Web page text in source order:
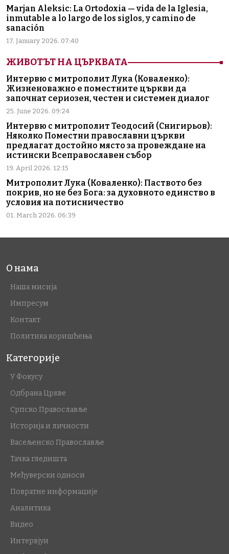
Marjan Aleksic: La Ortodoxia — vida de la Iglesia,
inmutable a lo largo de los siglos, y camino de
sanación
17. January 2026. 07:40
ЖИВОТЪТ НА ЦЪРКВАТА
Интервю с митрополит Лука (Коваленко):
Жизненоважно е поместните църкви да
започнат сериозен, честен и системен диалог
25. June 2026. 09:24
Интервю с митрополит Теодосий (Снигирьов):
Няколко Поместни православни църкви
предлагат достойно място за провеждане на
истински Всеправославен събор
19. April 2026. 12:15
Митрополит Лука (Коваленко): Паството без
покрив, но не без Бога: за духовното единство в
условия на потисничество
01. March 2026. 06:39
О нама
Наша мисија
Импресум
Контакт
Политика коришћења
Категорије
У Фокусу
Одбрана Цркве
Српско Православље
Историја и личности
Васељенско Православље
Тачка гледишта
Међуверски односи
Повратне информације
Аналитика
Видео
Интервјуи